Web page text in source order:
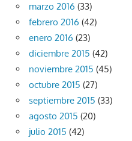
marzo 2016 (33)
febrero 2016 (42)
enero 2016 (23)
diciembre 2015 (42)
noviembre 2015 (45)
octubre 2015 (27)
septiembre 2015 (33)
agosto 2015 (20)
julio 2015 (42)